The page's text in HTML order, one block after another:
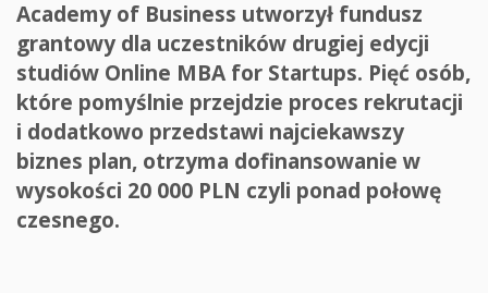
Academy of Business utworzył fundusz
grantowy dla uczestników drugiej edycji
studiów Online MBA for Startups. Pięć osób,
które pomyślnie przejdzie proces rekrutacji
i dodatkowo przedstawi najciekawszy
biznes plan, otrzyma dofinansowanie w
wysokości 20 000 PLN czyli ponad połowę
czesnego.